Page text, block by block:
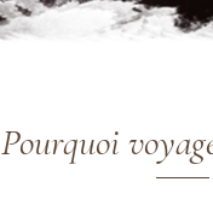
Pourquoi